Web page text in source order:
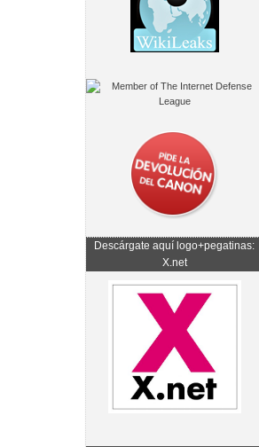
Descárgate aquí logo+pegatinas:
X.net